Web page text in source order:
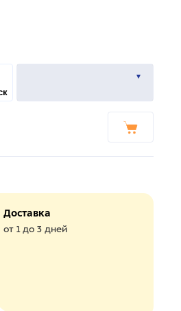
Доставка
от 1 до 3 дней